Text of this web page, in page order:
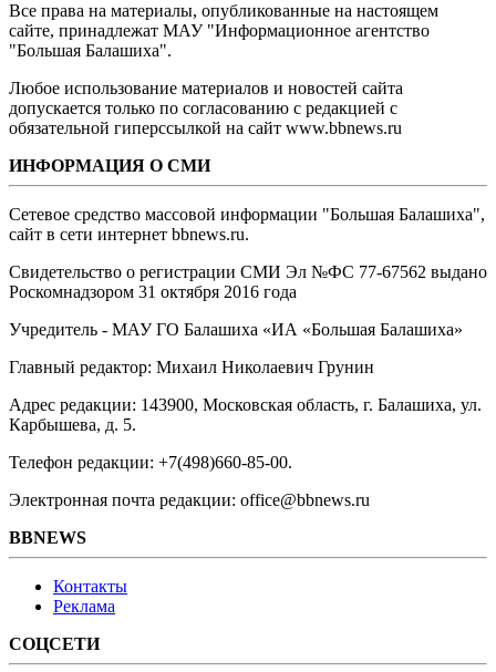
Все права на материалы, опубликованные на настоящем
сайте, принадлежат МАУ "Информационное агентство
"Большая Балашиха".
Любое использование материалов и новостей сайта
допускается только по согласованию с редакцией с
обязательной гиперссылкой на сайт www.bbnews.ru
ИНФОРМАЦИЯ О СМИ
Сетевое средство массовой информации "Большая Балашиха",
сайт в сети интернет bbnews.ru.
Свидетельство о регистрации СМИ Эл №ФС ‎77-67562 выдано
Роскомнадзором 31 октября 2016 года
Учредитель - МАУ ГО Балашиха «ИА «Большая Балашиха»
Главный редактор: Михаил Николаевич Грунин
Адрес редакции: 143900, Московская область, г. Балашиха, ул.
Карбышева, д. 5.
Телефон редакции: +7(498)660-85-00.
Электронная почта редакции: office@bbnews.ru
BBNEWS
Контакты
Реклама
СОЦСЕТИ